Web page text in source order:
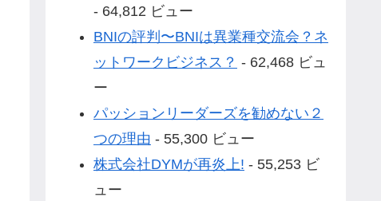
- 64,812 ビュー
BNIの評判〜BNIは異業種交流会？ネ
ットワークビジネス？ - 62,468 ビュ
ー
パッションリーダーズを勧めない２
つの理由 - 55,300 ビュー
株式会社DYMが再炎上! - 55,253 ビ
ュー